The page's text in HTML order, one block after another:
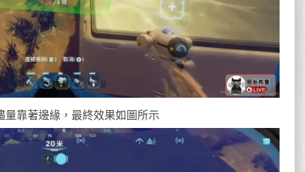
靠著邊緣，最終效果如圖所示